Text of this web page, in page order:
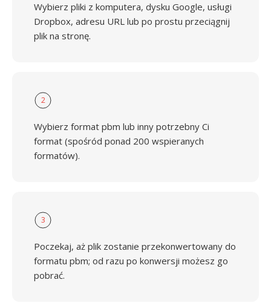
Wybierz pliki z komputera, dysku Google, usługi
Dropbox, adresu URL lub po prostu przeciągnij
plik na stronę.
2
Wybierz format pbm lub inny potrzebny Ci
format (spośród ponad 200 wspieranych
formatów).
3
Poczekaj, aż plik zostanie przekonwertowany do
formatu pbm; od razu po konwersji możesz go
pobrać.